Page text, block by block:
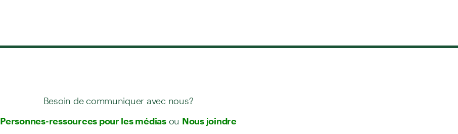
Besoin de communiquer avec nous?
Personnes-ressources pour les médiasou Nous joindre